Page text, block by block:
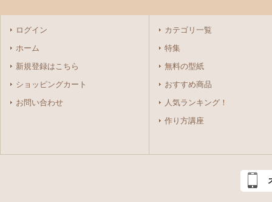
ログイン
ホーム
新規登録はこちら
ショッピングカート
お問い合わせ
カテゴリ一覧
特集
無料の型紙
おすすめ商品
人気ランキング！
作り方講座